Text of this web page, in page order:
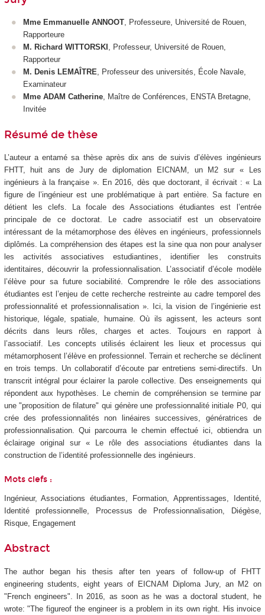
Mme Emmanuelle ANNOOT, Professeure, Université de Rouen,
Rapporteure
M. Richard WITTORSKI , Professeur, Université de Rouen,
Rapporteur
M. Denis LEMAÎTRE, Professeur des universités, École Navale,
Examinateur
Mme ADAM Catherine, Maître de Conférences, ENSTA Bretagne,
Invitée
Résumé de thèse
L’auteur a entamé sa thèse après dix ans de suivis d’élèves ingénieurs
FHTT, huit ans de Jury de diplomation EICNAM, un M2 sur « Les
ingénieurs à la française ». En 2016, dès que doctorant, il écrivait : « La
figure de l’ingénieur est une problématique à part entière. Sa facture en
détient les clefs. La focale des Associations étudiantes est l’entrée
principale de ce doctorat. Le cadre associatif est un observatoire
intéressant de la métamorphose des élèves en ingénieurs, professionnels
diplômés. La compréhension des étapes est la sine qua non pour analyser
les activités associatives estudiantines, identifier les construits
identitaires, découvrir la professionnalisation. L’associatif d’école modèle
l’élève pour sa future sociabilité. Comprendre le rôle des associations
étudiantes est l’enjeu de cette recherche restreinte au cadre temporel des
professionnalité et professionnalisation ». Ici, la vision de l’ingénierie est
historique, légale, spatiale, humaine. Où ils agissent, les acteurs sont
décrits dans leurs rôles, charges et actes. Toujours en rapport à
l’associatif. Les concepts utilisés éclairent les lieux et processus qui
métamorphosent l’élève en professionnel. Terrain et recherche se déclinent
en trois temps. Un collaboratif d’écoute par entretiens semi-directifs. Un
transcrit intégral pour éclairer la parole collective. Des enseignements qui
répondent aux hypothèses. Le chemin de compréhension se termine par
une "proposition de filature" qui génère une professionnalité initiale P0, qui
crée des professionnalités non linéaires successives, génératrices de
professionnalisation. Qui parcourra le chemin effectué ici, obtiendra un
éclairage original sur « Le rôle des associations étudiantes dans la
construction de l’identité professionnelle des ingénieurs.
Mots clefs :
Ingénieur, Associations étudiantes, Formation, Apprentissages, Identité,
Identité professionnelle, Processus de Professionnalisation, Diégèse,
Risque, Engagement
Abstract
The author began his thesis after ten years of follow-up of FHTT
engineering students, eight years of EICNAM Diploma Jury, an M2 on
"French engineers". In 2016, as soon as he was a doctoral student, he
wrote: "The figureof the engineer is a problem in its own right. His invoice